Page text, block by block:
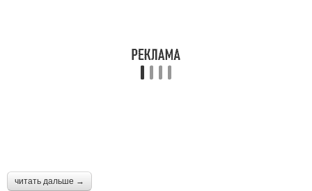
читать дальше →